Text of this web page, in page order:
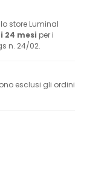
store Luminal
24 mesi per i
n. 24/02.
esclusi gli ordini